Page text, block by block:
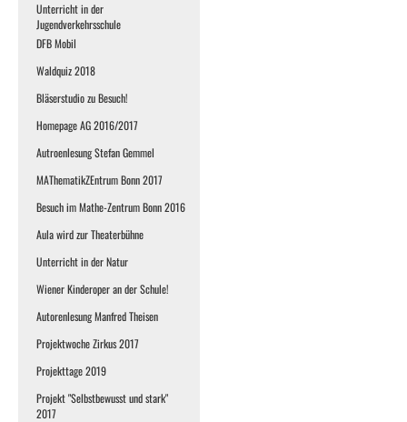
Unterricht in der
Jugendverkehrsschule
DFB Mobil
Waldquiz 2018
Bläserstudio zu Besuch!
Homepage AG 2016/2017
Autroenlesung Stefan Gemmel
MAThematikZEntrum Bonn 2017
Besuch im Mathe-Zentrum Bonn 2016
Aula wird zur Theaterbühne
Unterricht in der Natur
Wiener Kinderoper an der Schule!
Autorenlesung Manfred Theisen
Projektwoche Zirkus 2017
Projekttage 2019
Projekt "Selbstbewusst und stark"
2017